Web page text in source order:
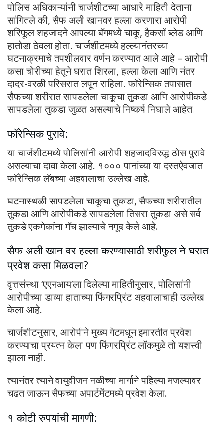
पोलिस अधिकाऱ्यांनी चार्जशीटच्या आधारे माहिती देताना
सांगितले की, सैफ अली खानवर हल्ला करणारा आरोपी
शरिफूल शहजादने आपल्या बॅगमध्ये चाकू, हैकसॉ ब्लेड आणि
हातोडा ठेवला होता. चार्जशीटमध्ये हल्ल्यानंतरच्या
घटनाक्रमाचे तपशीलवार वर्णन करण्यात आले आहे – आरोपी
कसा चोरीच्या हेतूने घरात शिरला, हल्ला केला आणि नंतर
दादर-वरळी परिसरात लपून राहिला. फॉरेन्सिक तपासात
सैफच्या शरीरात सापडलेला चाकूचा तुकडा आणि आरोपीकडे
सापडलेला तुकडा जुळत असल्याचे निष्कर्ष निघाले आहेत.
फॉरेन्सिक पुरावे:
या चार्जशीटमध्ये पोलिसांनी आरोपी शहजादविरुद्ध ठोस पुरावे
असल्याचा दावा केला आहे. १००० पानांच्या या दस्तऐवजात
फॉरेन्सिक लॅबच्या अहवालाचा उल्लेख आहे.
घटनास्थळी सापडलेला चाकूचा तुकडा, सैफच्या शरीरातील
तुकडा आणि आरोपीकडे सापडलेला तिसरा तुकडा असे सर्व
तुकडे एकमेकांना मॅच झाल्याचे नमूद केले आहे.
सैफ अली खान वर हल्ला करण्यासाठी शरीफुल ने घरात
प्रवेश कसा मिळवला?
वृत्तसंस्था ‘एएनआय’ला दिलेल्या माहितीनुसार, पोलिसांनी
आरोपीच्या डाव्या हाताच्या फिंगरप्रिंट अहवालाचाही उल्लेख
केला आहे.
चार्जशीटनुसार, आरोपीने मुख्य गेटमधून इमारतीत प्रवेश
करण्याचा प्रयत्न केला पण फिंगरप्रिंट लॉकमुळे तो यशस्वी
झाला नाही.
त्यानंतर त्याने वायुवीजन नळीच्या मार्गाने पहिल्या मजल्यावर
चढत जाऊन सैफच्या अपार्टमेंटमध्ये प्रवेश केला.
१ कोटी रुपयांची मागणी: